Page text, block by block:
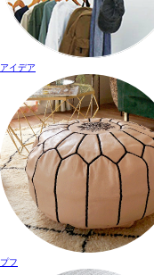
アイデア
プフ